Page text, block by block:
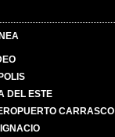
DEL ESTE
CARRASCO